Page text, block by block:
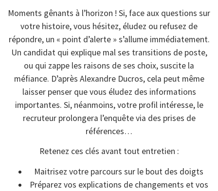
Moments gênants à l’horizon ! Si, face aux questions sur
votre histoire, vous hésitez, éludez ou refusez de
répondre, un « point d’alerte » s’allume immédiatement.
Un candidat qui explique mal ses transitions de poste,
ou qui zappe les raisons de ses choix, suscite la
méfiance. D’après Alexandre Ducros, cela peut même
laisser penser que vous éludez des informations
importantes. Si, néanmoins, votre profil intéresse, le
recruteur prolongera l’enquête via des prises de
références…
Retenez ces clés avant tout entretien :
Maitrisez votre parcours sur le bout des doigts
Préparez vos explications de changements et vos